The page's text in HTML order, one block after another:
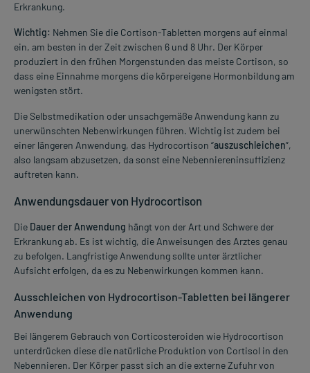
Erkrankung.
Wichtig: Nehmen Sie die Cortison-Tabletten morgens auf einmal
ein, am besten in der Zeit zwischen 6 und 8 Uhr. Der Körper
produziert in den frühen Morgenstunden das meiste Cortison, so
dass eine Einnahme morgens die körpereigene Hormonbildung am
wenigsten stört.
Die Selbstmedikation oder unsachgemäße Anwendung kann zu
unerwünschten Nebenwirkungen führen. Wichtig ist zudem bei
einer längeren Anwendung, das Hydrocortison “auszuschleichen”,
also langsam abzusetzen, da sonst eine Nebenniereninsuffizienz
auftreten kann.
Anwendungsdauer von Hydrocortison
Die Dauer der Anwendung hängt von der Art und Schwere der
Erkrankung ab. Es ist wichtig, die Anweisungen des Arztes genau
zu befolgen. Langfristige Anwendung sollte unter ärztlicher
Aufsicht erfolgen, da es zu Nebenwirkungen kommen kann.
Ausschleichen von Hydrocortison-Tabletten bei längerer
Anwendung
Bei längerem Gebrauch von Corticosteroiden wie Hydrocortison
unterdrücken diese die natürliche Produktion von Cortisol in den
Nebennieren. Der Körper passt sich an die externe Zufuhr von